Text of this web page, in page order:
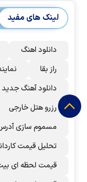
لینک های مفید
دانلود اهنگ
راز بقا
دانلود آهنگ جدید
رزرو هتل خارجی
مسموم سازی
تحلیل قیمت
قیمت لحظه ای